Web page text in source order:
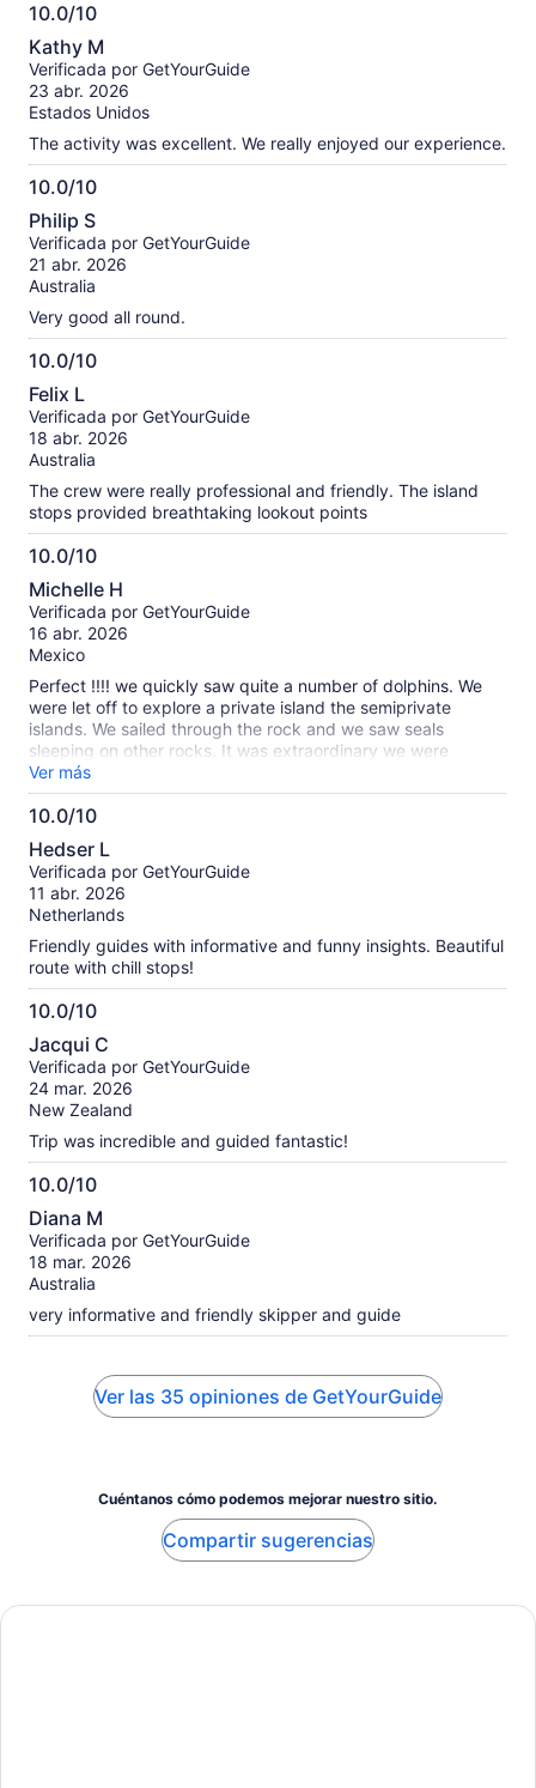
10.0/10
10.0
de
10
Kathy M
Verificada por GetYourGuide
23 abr. 2026
Estados Unidos
The activity was excellent. We really enjoyed our experience.
10.0/10
10.0
de
10
Philip S
Verificada por GetYourGuide
21 abr. 2026
Australia
Very good all round.
10.0/10
10.0
de
10
Felix L
Verificada por GetYourGuide
18 abr. 2026
Australia
The crew were really professional and friendly. The island
stops provided breathtaking lookout points
10.0/10
10.0
de
10
Michelle H
Verificada por GetYourGuide
16 abr. 2026
Mexico
Perfect !!!! we quickly saw quite a number of dolphins. We
were let off to explore a private island the semiprivate
islands. We sailed through the rock and we saw seals
sleeping on other rocks. It was extraordinary we were
provided warm blankets.
Ver más
10.0/10
10.0
de
10
Hedser L
Verificada por GetYourGuide
11 abr. 2026
Netherlands
Friendly guides with informative and funny insights. Beautiful
route with chill stops!
10.0/10
10.0
de
10
Jacqui C
Verificada por GetYourGuide
24 mar. 2026
New Zealand
Trip was incredible and guided fantastic!
10.0/10
10.0
de
10
Diana M
Verificada por GetYourGuide
18 mar. 2026
Australia
very informative and friendly skipper and guide
Ver las 35 opiniones de GetYourGuide
Cuéntanos cómo podemos mejorar nuestro sitio.
Compartir sugerencias